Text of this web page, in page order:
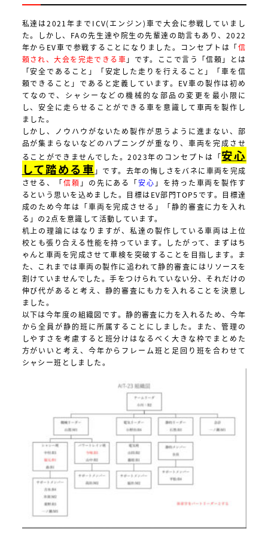
私達は2021年までICV(エンジン)車で大会に参戦していまし
た。しかし、FAの先生達や院生の先輩達の助言もあり、2022
年からEV車で参戦することになりました。コンセプトは「信
頼され、大会を完走できる車 」です。ここで言う「信頼」とは
「安全であること」「安定した走りを行えること」「車を信
頼できること」であると定義しています。EV車の製作は初め
てなので、シャシーなどの機械的な部品の変更を最小限に
し、安全に走らせることができる車を意識して車両を製作し
ました。
しかし、ノウハウがないため製作が思うように進まない、部
品が集まらないなどのハプニングが重なり、車両を完成させ
ることができませんでした。2023年のコンセプトは「安心
して踏める車 」です。去年の悔しさをバネに車両を完成
させる、「信頼 」の先にある「安心 」を持った車両を製作す
るという思いを込めました。目標はEV部門TOP5です。目標達
成のため今年は「車両を完成させる」「静的審査に力を入れ
る」の2点を意識して活動しています。
机上の理論にはなりますが、私達の製作している車両は上位
校とも張り合える性能を持っています。したがって、まずはち
ゃんと車両を完成させて車検を突破することを目指します。ま
た、これまでは車両の製作に追われて静的審査にはリソースを
割けていませんでした。手をつけられていない分、それだけの
伸び代があると考え、静的審査にも力を入れることを決意し
ました。
以下は今年度の組織図です。静的審査に力を入れるため、今年
から全員が静的班に所属することにしました。また、管理の
しやすさを考慮すると班分けはなるべく大きな枠でまとめた
方がいいと考え、今年からフレーム班と足回り班を合わせて
シャシー班としました。